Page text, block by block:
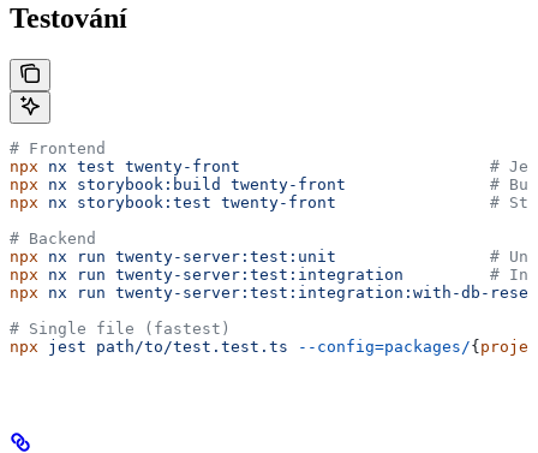
Testování
# Frontend
npx nx test twenty-front
#
npx nx storybook:build twenty-front
#
npx nx storybook:test twenty-front
#
# Backend
npx nx run twenty-server:test:unit
#
npx nx run twenty-server:test:integration
#
npx nx run twenty-server:test:integration:with-db-reset
# Single file (fastest)
npx jest path/to/test.test.ts --config=packages/{